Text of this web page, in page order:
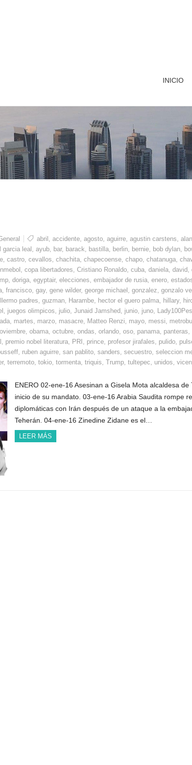
INICIO
abril , accidente, agosto, aguirre, agustin carstens, alan
garcia leal , ayub, bar, barack, bastilla, berlin, bernie, bob dylan,
, castro, cevallos, chachita, chapecoense, chapo, chatanuga,
, copa libertadores, Cristiano Ronaldo, cuba, daniela, david,
, doriga, egyptair, elecciones, embajador de rusia, enero,
, francisco, gay, gene wilder, george michael , gonzalez, gonzalo
padres, guzman, Harambe, hector el guero palma, hillary,
, juegos olimpicos, julio, Junaid Jamshed, junio, juno,
, martes, marzo, masacre, Matteo Renzi, mayo, messi,
, obama, octubre, ondas, orlando, oso, panama, panteras,
, premio nobel literatura, PRI , prince, profesor jirafales, pulido,
, ruben aguirre, san pablito, sanders, secuestro, seleccion
, terremoto, tokio, tormenta, triquis, Trump, tultepec, unidos,
ENERO 02-ene-16 Asesinan a Gisela Mota alcaldesa
inicio de su mandato. 03-ene-16 Arabia Saudita rompe
diplomáticas con Irán después de un ataque a la
Teherán. 04-ene-16 Zinedine Zidane es el…
LEER MÁS